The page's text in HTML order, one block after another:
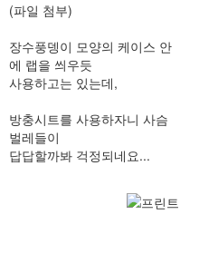
(파일 첨부)
장수풍뎅이 모양의 케이스 안
에 랩을 씌우듯
사용하고는 있는데,
방충시트를 사용하자니 사슴
벌레들이
답답할까봐 걱정되네요...